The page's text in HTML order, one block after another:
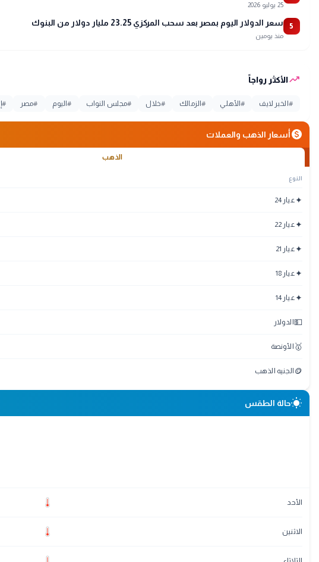
25 يوليو 2026
5 سعر الدولار اليوم بمصر بعد سحب المركزي 23.25 مليار دولار من البنوك
منذ يومين
trending_upالأكثر رواجاً
# الخبر لايف #الأهلي #الزمالك #خلال #مجلس النواب #اليوم #مصر #
monetization_onأسعار الذهب والعملات
الذهب
النوع
✦عيار 24
✦عيار 22
✦عيار 21
✦عيار 18
✦عيار 14
💵 الدولار
🥇 الأونصة
🪙 الجنيه الذهب
wb_sunnyحالة الطقس
الأحد
الاثنين